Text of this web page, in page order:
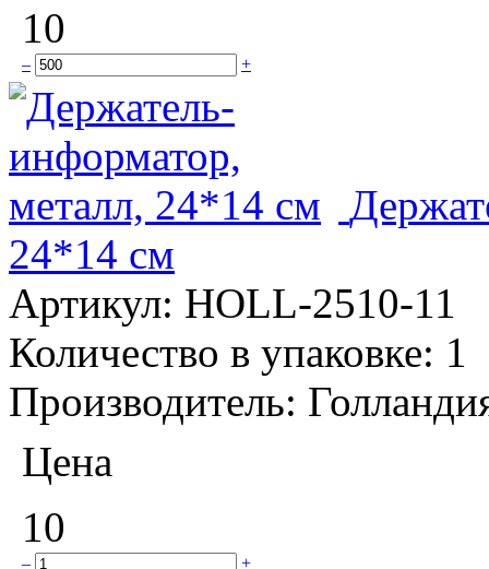
10
– +
24*14 см
Артикул: HOLL-2510-11
Количество в упаковке: 1
Производитель:
Цена
10
– +